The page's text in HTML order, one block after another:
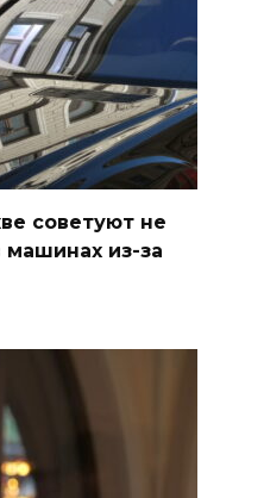
советуют не
машинах из-за